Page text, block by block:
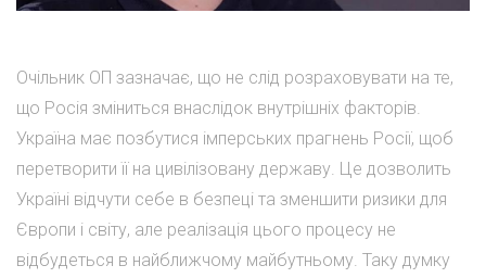
Очільник ОП зазначає, що не слід розраховувати на те,
що Росія зміниться внаслідок внутрішніх факторів.
Україна має позбутися імперських прагнень Росії, щоб
перетворити її на цивілізовану державу. Це дозволить
Україні відчути себе в безпеці та зменшити ризики для
Європи і світу, але реалізація цього процесу не
відбудеться в найближчому майбутньому. Таку думку